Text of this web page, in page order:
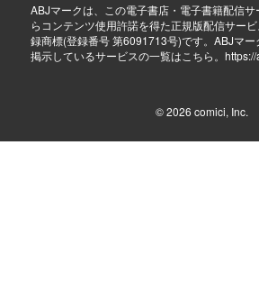
ABJマークは、この電子書店・電子書籍配信
らコンテンツ使用許諾を得た正規版配信サー
録商標(登録番号 第6091713号)です。ABJマ
掲示しているサービスの一覧はこちら。
© 2026 comici, Inc.